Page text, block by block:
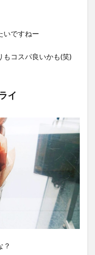
いですねー
もコスパ良いかも(笑)
イ
？